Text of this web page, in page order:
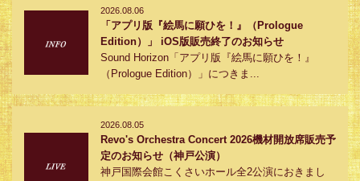
2026.08.06
「アプリ版『絵馬に願ひを！』（Prologue
Edition）」 iOS版販売終了のお知らせ
Sound Horizon「アプリ版『絵馬に願ひを！』
（Prologue Edition）」につきま...
2026.08.05
Revo's Orchestra Concert 2026機材開放席販売予
定のお知らせ（神戸公演）
神戸国際会館こくさいホール全2公演におきまし